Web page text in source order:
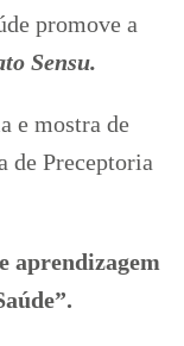
promove a
Sensu.
e mostra de
de Preceptoria
aprendizagem